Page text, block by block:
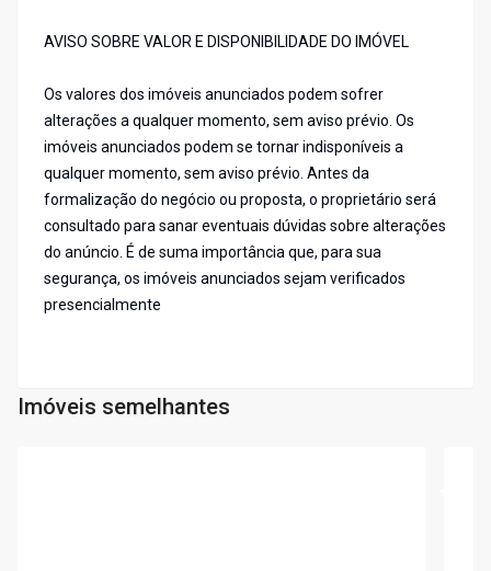
AVISO SOBRE VALOR E DISPONIBILIDADE DO IMÓVEL
Os valores dos imóveis anunciados podem sofrer
alterações a qualquer momento, sem aviso prévio. Os
imóveis anunciados podem se tornar indisponíveis a
qualquer momento, sem aviso prévio. Antes da
formalização do negócio ou proposta, o proprietário será
consultado para sanar eventuais dúvidas sobre alterações
do anúncio. É de suma importância que, para sua
segurança, os imóveis anunciados sejam verificados
presencialmente
Imóveis semelhantes